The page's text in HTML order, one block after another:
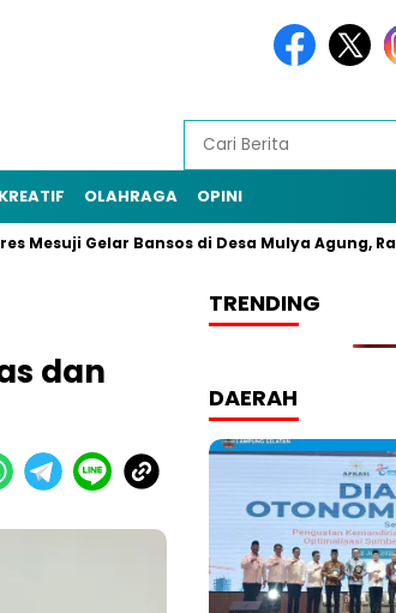
OLAHRAGA OPINI
Gelar Bansos di Desa Mulya Agung,
dan
TRENDING
DAERAH